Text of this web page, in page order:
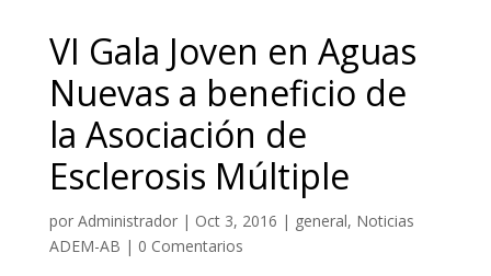
VI Gala Joven en Aguas
Nuevas a beneficio de
la Asociación de
Esclerosis Múltiple
por Administrador| Oct 3, 2016 | general, Noticias
ADEM-AB | 0 Comentarios